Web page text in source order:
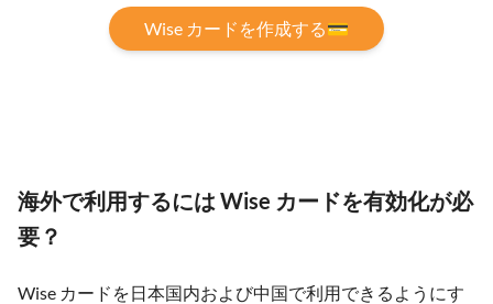
Wise カードを作成する💳
海外で利用するには Wise カードを有効化が必
要？
Wise カードを日本国内および中国で利用できるようにす